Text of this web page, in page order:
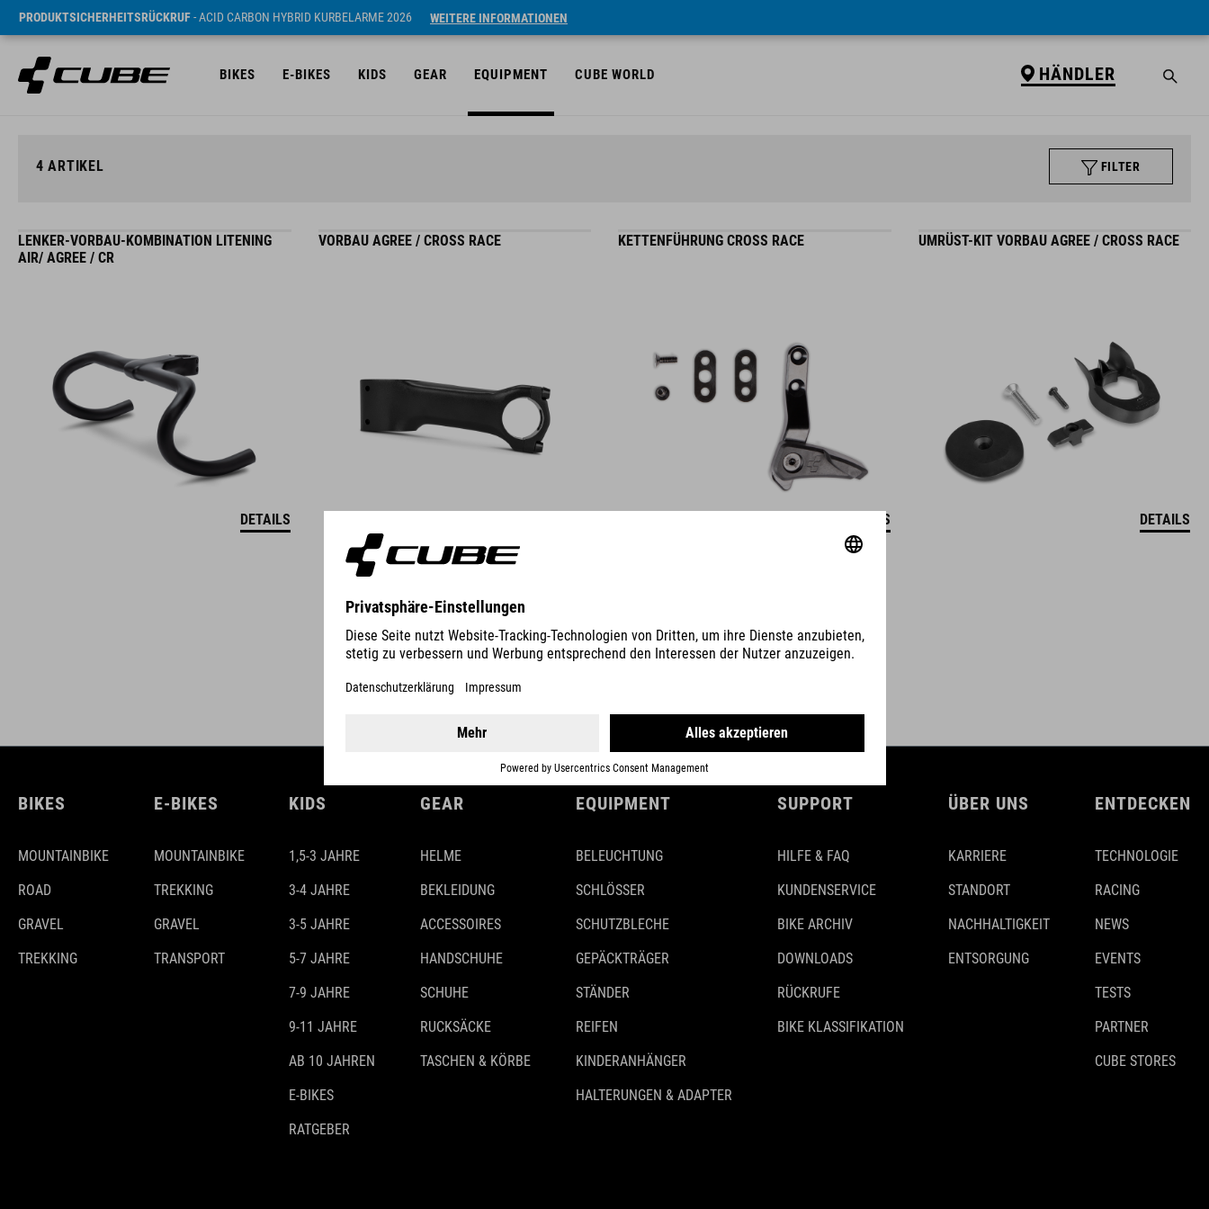
PRODUKTSICHERHEITSRÜCKRUF- ACID CARBON HYBRID KURBELARME 2026 WEITERE INFORMATIONEN
BIKES E-BIKES KIDS GEAR EQUIPMENT CUBE WORLD HÄNDLER
4 ARTIKEL FILTER
LENKER-VORBAU-KOMBINATION LITENING
AIR/ AGREE / CR
DETAILS
VORBAU AGREE / CROSS RACE KETTENFÜHRUNG CROSS RACE
DETAILS
UMRÜST-KIT VORBAU AGREE / CROSS RACE
DETAILS
BIKES
MOUNTAINBIKE
ROAD
GRAVEL
TREKKING
E-BIKES
MOUNTAINBIKE
TREKKING
GRAVEL
TRANSPORT
KIDS
1,5-3 JAHRE
3-4 JAHRE
3-5 JAHRE
5-7 JAHRE
7-9 JAHRE
9-11 JAHRE
AB 10 JAHREN
E-BIKES
RATGEBER
GEAR
HELME
BEKLEIDUNG
ACCESSOIRES
HANDSCHUHE
SCHUHE
RUCKSÄCKE
TASCHEN & KÖRBE
EQUIPMENT
BELEUCHTUNG
SCHLÖSSER
SCHUTZBLECHE
GEPÄCKTRÄGER
STÄNDER
REIFEN
KINDERANHÄNGER
HALTERUNGEN & ADAPTER
SUPPORT
HILFE & FAQ
KUNDENSERVICE
BIKE ARCHIV
DOWNLOADS
RÜCKRUFE
BIKE KLASSIFIKATION
ÜBER UNS
KARRIERE
STANDORT
NACHHALTIGKEIT
ENTSORGUNG
ENTDECKEN
TECHNOLOGIE
RACING
NEWS
EVENTS
TESTS
PARTNER
CUBE STORES